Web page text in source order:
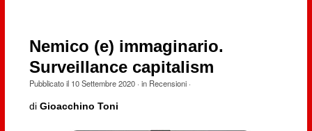
Nemico (e) immaginario.
Surveillance capitalism
Pubblicato il 10 Settembre 2020· in Recensioni·
di Gioacchino Toni